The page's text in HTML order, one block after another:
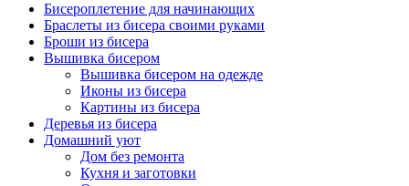
Бисероплетение для начинающих
Браслеты из бисера своими руками
Броши из бисера
Вышивка бисером
Вышивка бисером на одежде
Иконы из бисера
Картины из бисера
Деревья из бисера
Домашний уют
Дом без ремонта
Кухня и заготовки